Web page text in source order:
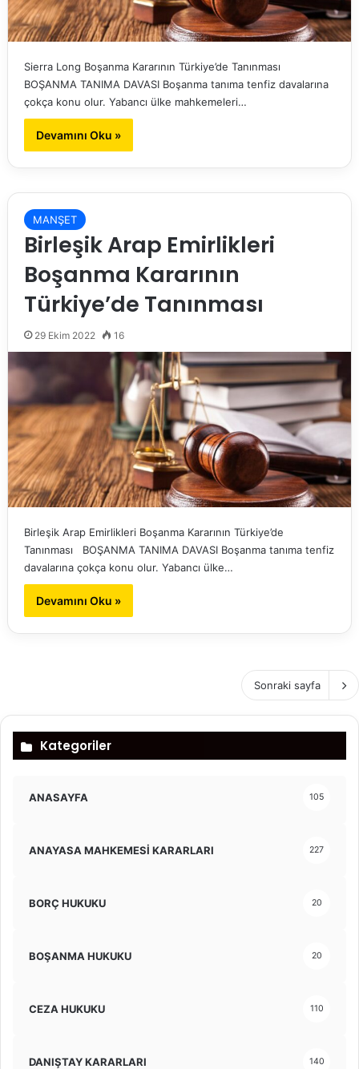
Sierra Long Boşanma Kararının Türkiye’de Tanınması
BOŞANMA TANIMA DAVASI Boşanma tanıma tenfiz davalarına
çokça konu olur. Yabancı ülke mahkemeleri…
Devamını Oku »
MANŞET
Birleşik Arap Emirlikleri
Boşanma Kararının
Türkiye’de Tanınması
29 Ekim 2022 16
Birleşik Arap Emirlikleri Boşanma Kararının Türkiye’de
Tanınması BOŞANMA TANIMA DAVASI Boşanma tanıma tenfiz
davalarına çokça konu olur. Yabancı ülke…
Devamını Oku »
Sonraki sayfa
Kategoriler
ANASAYFA 105
ANAYASA MAHKEMESİ KARARLARI 227
BORÇ HUKUKU 20
BOŞANMA HUKUKU 20
CEZA HUKUKU 110
DANIŞTAY KARARLARI 140